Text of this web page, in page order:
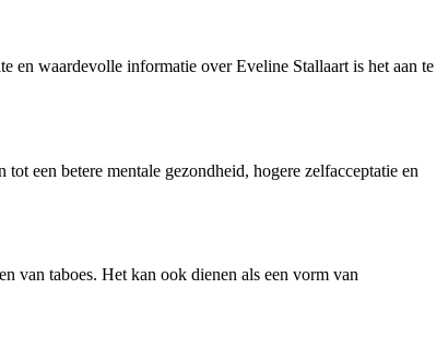
en waardevolle informatie over Eveline Stallaart is het aan te
een betere mentale gezondheid, hogere zelfacceptatie en
van taboes. Het kan ook dienen als een vorm van